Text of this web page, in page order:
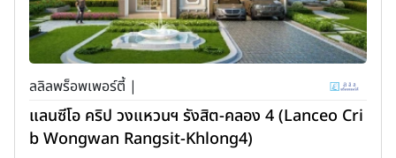
ลลิลพร็อพเพอร์ตี้ |
แลนซีโอ คริป วงแหวนฯ รังสิต-คลอง 4 (Lanceo Cri
b Wongwan Rangsit-Khlong4)